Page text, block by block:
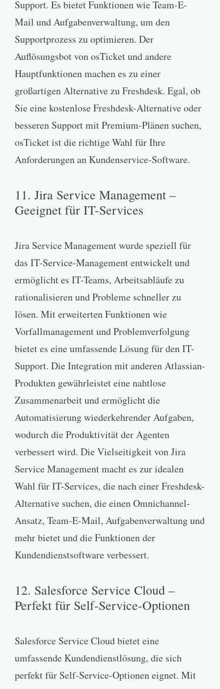
Support. Es bietet Funktionen wie Team-E-
Mail und Aufgabenverwaltung, um den
Supportprozess zu optimieren. Der
Auflösungsbot von osTicket und andere
Hauptfunktionen machen es zu einer
großartigen Alternative zu Freshdesk. Egal, ob
Sie eine kostenlose Freshdesk-Alternative oder
besseren Support mit Premium-Plänen suchen,
osTicket ist die richtige Wahl für Ihre
Anforderungen an Kundenservice-Software.
11. Jira Service Management –
Geeignet für IT-Services
Jira Service Management wurde speziell für
das IT-Service-Management entwickelt und
ermöglicht es IT-Teams, Arbeitsabläufe zu
rationalisieren und Probleme schneller zu
lösen. Mit erweiterten Funktionen wie
Vorfallmanagement und Problemverfolgung
bietet es eine umfassende Lösung für den IT-
Support. Die Integration mit anderen Atlassian-
Produkten gewährleistet eine nahtlose
Zusammenarbeit und ermöglicht die
Automatisierung wiederkehrender Aufgaben,
wodurch die Produktivität der Agenten
verbessert wird. Die Vielseitigkeit von Jira
Service Management macht es zur idealen
Wahl für IT-Services, die nach einer Freshdesk-
Alternative suchen, die einen Omnichannel-
Ansatz, Team-E-Mail, Aufgabenverwaltung und
mehr bietet und die Funktionen der
Kundendienstsoftware verbessert.
12. Salesforce Service Cloud –
Perfekt für Self-Service-Optionen
Salesforce Service Cloud bietet eine
umfassende Kundendienstlösung, die sich
perfekt für Self-Service-Optionen eignet. Mit